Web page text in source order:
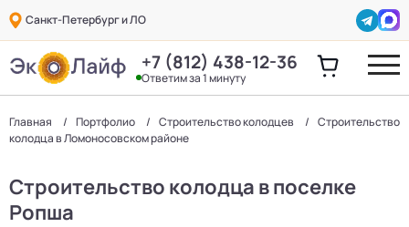
Санкт-Петербург и ЛО
+7 (812) 438-12-36
Ответим за 1 минуту
Главная Портфолио Строительство колодцев
Строительство
колодца в Ломоносовском районе
Строительство колодца в поселке
Ропша